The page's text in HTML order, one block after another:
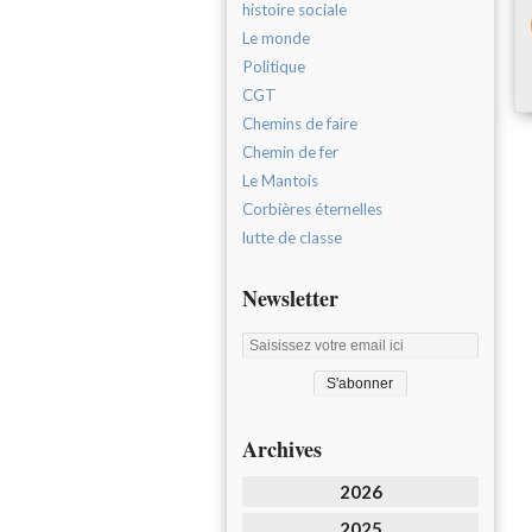
histoire sociale
Le monde
Politique
CGT
Chemins de faire
Chemin de fer
Le Mantois
Corbières éternelles
lutte de classe
Newsletter
Archives
2026